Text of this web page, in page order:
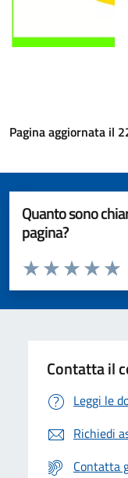
Pagina aggiornata il
Quanto sono
pagina?
Valuta da 1 a 5 stelle la
Valuta
Valuta 3
Valuta 2 stelle
Valuta 1 stelle su 5
Contatta il
Leggi le
Richiedi
Contatta